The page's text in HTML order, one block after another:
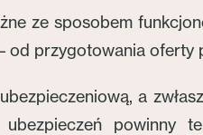
ze sposobem
przygotowania oferty
a
powinny